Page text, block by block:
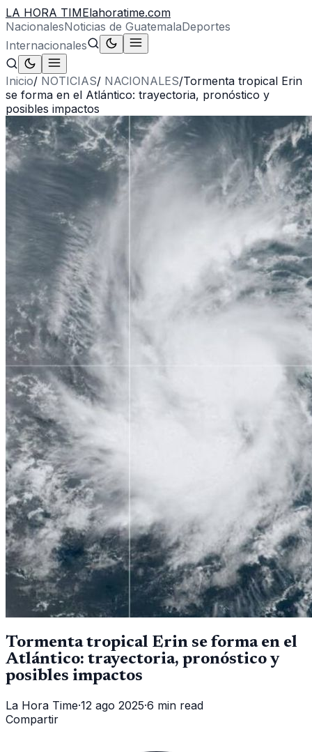
LA HORA TIMElahoratime.com
NacionalesNoticias de GuatemalaDeportes
Internacionales
Inicio/ NOTICIAS/ NACIONALES/Tormenta tropical Erin
se forma en el Atlántico: trayectoria, pronóstico y
posibles impactos
Tormenta tropical Erin se forma en el
Atlántico: trayectoria, pronóstico y
posibles impactos
La Hora Time·12 ago 2025·6 min read
Compartir